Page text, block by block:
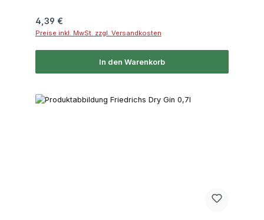
Regulärer Preis:
4,39 €
Preise inkl. MwSt. zzgl. Versandkosten
In den Warenkorb